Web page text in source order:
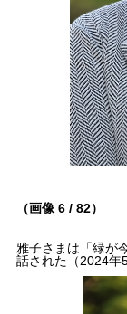
（画像 6 / 82）
雅子さまは「緑が
話された（2024年